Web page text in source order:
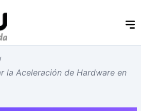
la Aceleración de Hardware en